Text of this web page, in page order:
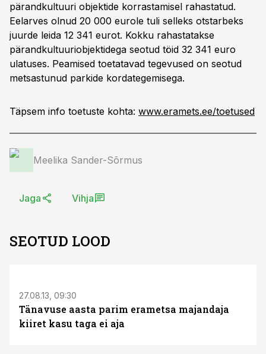
pärandkultuuri objektide korrastamisel rahastatud.
Eelarves olnud 20 000 eurole tuli selleks otstarbeks
juurde leida 12 341 eurot. Kokku rahastatakse
pärandkultuuriobjektidega seotud töid 32 341 euro
ulatuses. Peamised toetatavad tegevused on seotud
metsastunud parkide kordategemisega.
Täpsem info toetuste kohta: www.eramets.ee/toetused
Meelika Sander-Sõrmus
Jaga Vihja
SEOTUD LOOD
27.08.13, 09:30
Tänavuse aasta parim erametsa majandaja
kiiret kasu taga ei aja